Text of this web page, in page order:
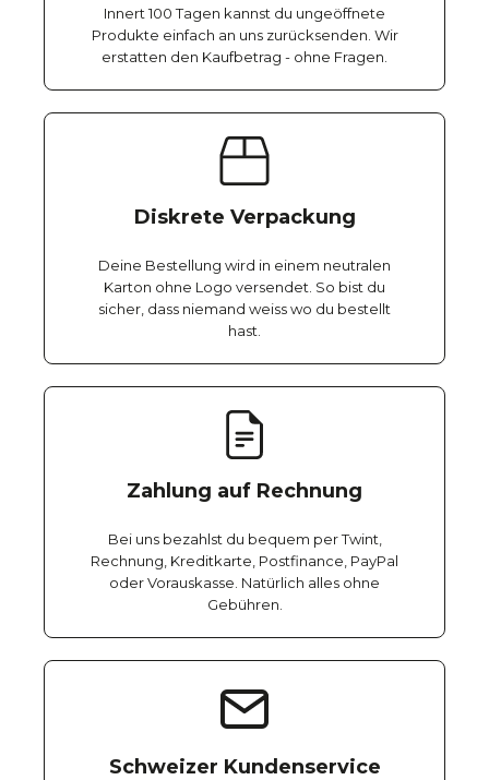
Innert 100 Tagen kannst du ungeöffnete
Produkte einfach an uns zurücksenden. Wir
erstatten den Kaufbetrag - ohne Fragen.
Diskrete Verpackung
Deine Bestellung wird in einem neutralen
Karton ohne Logo versendet. So bist du
sicher, dass niemand weiss wo du bestellt
hast.
Zahlung auf Rechnung
Bei uns bezahlst du bequem per Twint,
Rechnung, Kreditkarte, Postfinance, PayPal
oder Vorauskasse. Natürlich alles ohne
Gebühren.
Schweizer Kundenservice